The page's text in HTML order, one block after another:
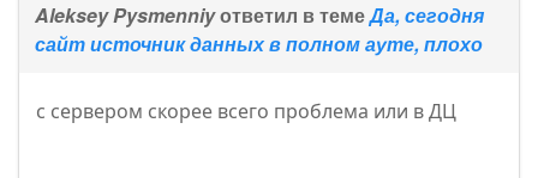
Aleksey Pysmenniyответил в темеДа, сегодня
сайт источник данных в полном ауте, плохо
с сервером скорее всего проблема или в ДЦ